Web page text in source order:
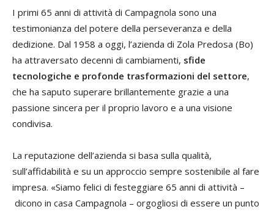
I primi 65 anni di attività di Campagnola sono una
testimonianza del potere della perseveranza e della
dedizione. Dal 1958 a oggi, l’azienda di Zola Predosa (Bo)
ha attraversato decenni di cambiamenti, sfide
tecnologiche e profonde trasformazioni del settore,
che ha saputo superare brillantemente grazie a una
passione sincera per il proprio lavoro e a una visione
condivisa.
La reputazione dell’azienda si basa sulla qualità,
sull’affidabilità e su un approccio sempre sostenibile al fare
impresa. «Siamo felici di festeggiare 65 anni di attività –
dicono in casa Campagnola – orgogliosi di essere un punto